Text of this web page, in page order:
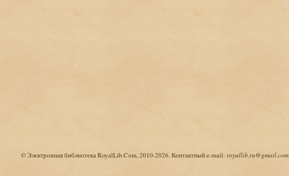
© Электронная библиотека RoyalLib.Com, 2010-2026. Контактный e-mail: royallib.ru@gmail.com